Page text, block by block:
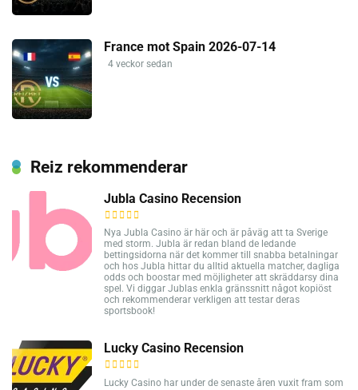
France mot Spain 2026-07-14
4 veckor sedan
Reiz rekommenderar
Jubla Casino Recension
Nya Jubla Casino är här och är påväg att ta Sverige
med storm. Jubla är redan bland de ledande
bettingsidorna när det kommer till snabba betalningar
och hos Jubla hittar du alltid aktuella matcher, dagliga
odds och boostar med möjligheter att skräddarsy dina
spel. Vi diggar Jublas enkla gränssnitt något kopiöst
och rekommenderar verkligen att testar deras
sportsbook!
Lucky Casino Recension
Lucky Casino har under de senaste åren vuxit fram som